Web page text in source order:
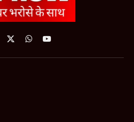
X
WhatsApp
YouTube